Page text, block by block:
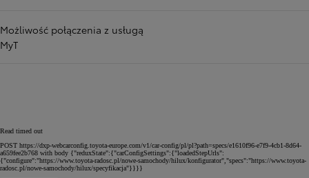
Możliwość połączenia z usługą
MyT
Read timed out
POST https://dxp-webcarconfig.toyota-europe.com/v1/car-config/pl/pl?path=specs/e1610f96-e7f9-4cb1-8d64-
a659fee2b768 with body {"reduxState":{"carConfigSettings":{"loadedStepUrls":
{"configure":"https://www.toyota-radosc.pl/nowe-samochody/hilux/konfigurator","specs":"https://www.toyota-
radosc.pl/nowe-samochody/hilux/specyfikacja"}}}}